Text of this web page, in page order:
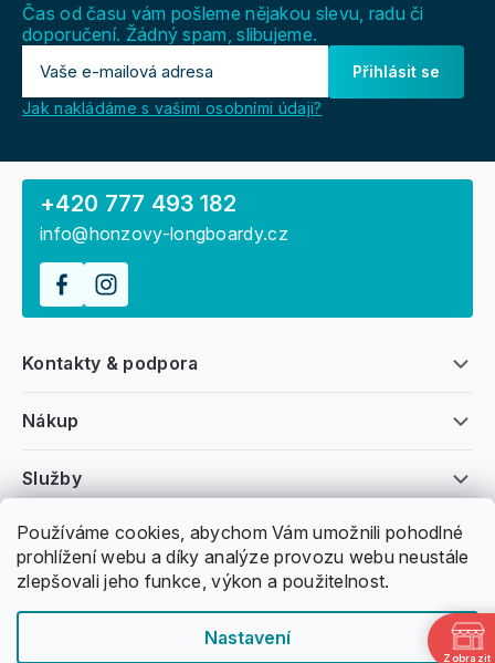
Používáme cookies, abychom Vám umožnili pohodlné
prohlížení webu a díky analýze provozu webu neustále
zlepšovali jeho funkce, výkon a použitelnost.
Nastavení
Čas od času vám pošleme nějakou slevu, radu či
doporučení. Žádný spam, slibujeme.
Přihlásit se
Jak nakládáme s vašimi osobními údaji?
Všeobecné informace
Nákup
Kontakty & podpora
Služby
+420 777 493 182
info@honzovy-longboardy.cz
Zobrazit